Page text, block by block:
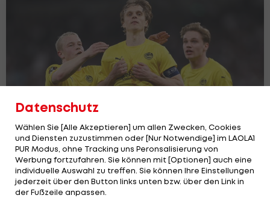
Bodö/Glimt in Lissabon vor nächster
Königsklassen-Sensation
Champions League
Datenschutz
Wählen Sie [Alle Akzeptieren] um allen Zwecken, Cookies
und Diensten zuzustimmen oder [Nur Notwendige] im LAOLA1
PUR Modus, ohne Tracking uns Peronsalisierung von
Werbung fortzufahren. Sie können mit [Optionen] auch eine
individuelle Auswahl zu treffen. Sie können Ihre Einstellungen
jederzeit über den Button links unten bzw. über den Link in
der Fußzeile anpassen.